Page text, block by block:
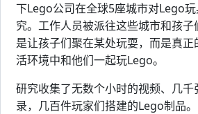
下Lego公司在全球5座城市对Lego
究。工作人员被派往这些城市和孩
是让孩子们聚在某处玩耍，而是真
活环境中和他们一起玩Lego。
研究收集了无数个小时的视频、几
录，几百件玩家们搭建的Lego制品